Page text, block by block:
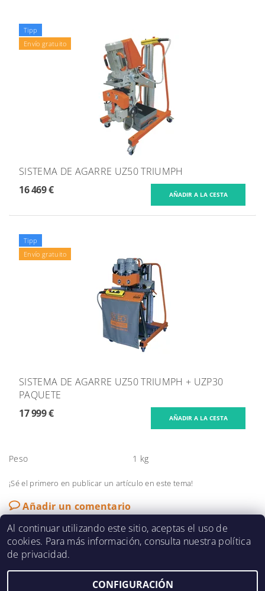
Tipp
Envío gratuito
SISTEMA DE AGARRE UZ50 TRIUMPH
16 469 €
Tipp
Envío gratuito
SISTEMA DE AGARRE UZ50 TRIUMPH + UZP30
PAQUETE
17 999 €
Peso 1 kg
¡Sé el primero en publicar un artículo en este tema!
Añadir un comentario
NKO Anfasmaschinen, todos los derechos reservados.
Al continuar utilizando este sitio, aceptas el uso de
cookies. Para más información, consulta nuestra política
de privacidad.
CONFIGURACIÓN